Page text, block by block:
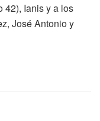
42), Ianis y a los
José Antonio y